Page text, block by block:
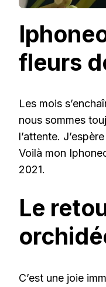
fleurs
Les mois
nous sommes
l’attente.
Voilà mon
2021.
Le
C’est une joie